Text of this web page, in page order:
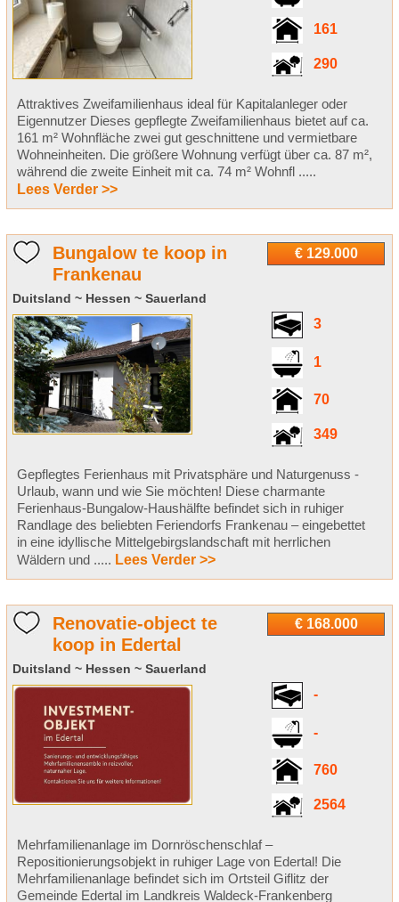
161
290
Attraktives Zweifamilienhaus ideal für Kapitalanleger oder
Eigennutzer Dieses gepflegte Zweifamilienhaus bietet auf ca.
161 m² Wohnfläche zwei gut geschnittene und vermietbare
Wohneinheiten. Die größere Wohnung verfügt über ca. 87 m²,
während die zweite Einheit mit ca. 74 m² Wohnfl .....
Lees Verder >>
€ 129.000
Bungalow te koop in
Frankenau
Duitsland ~ Hessen ~ Sauerland
3
1
70
349
Gepflegtes Ferienhaus mit Privatsphäre und Naturgenuss -
Urlaub, wann und wie Sie möchten! Diese charmante
Ferienhaus-Bungalow-Haushälfte befindet sich in ruhiger
Randlage des beliebten Feriendorfs Frankenau – eingebettet
in eine idyllische Mittelgebirgslandschaft mit herrlichen
Wäldern und ..... Lees Verder >>
€ 168.000
Renovatie-object te
koop in Edertal
Duitsland ~ Hessen ~ Sauerland
-
-
760
2564
Mehrfamilienanlage im Dornröschenschlaf –
Repositionierungsobjekt in ruhiger Lage von Edertal! Die
Mehrfamilienanlage befindet sich im Ortsteil Giflitz der
Gemeinde Edertal im Landkreis Waldeck‑Frankenberg